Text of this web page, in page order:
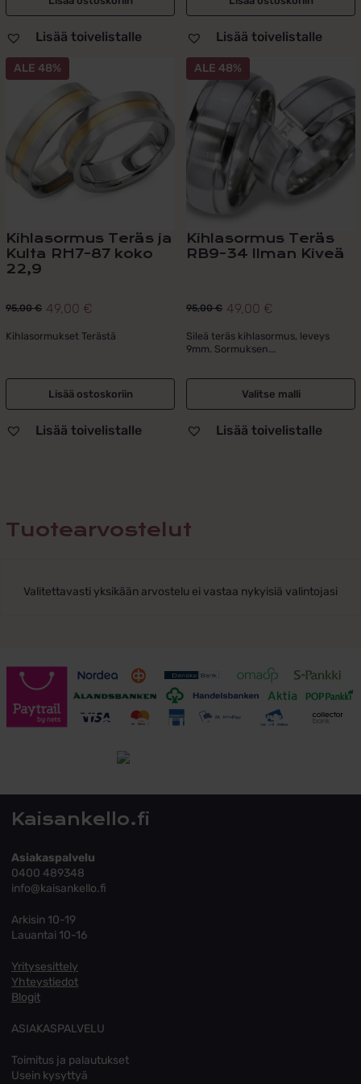
Lisää toivelistalle Lisää toivelistalle
ALE 48%
Kihlasormus Teräs ja
Kulta RH7-87 koko
22,9
95,00€
Alkuperäinen
hinta
95,00 €.
49,00 €
Nykyinen
hinta
49,00 €.
Kihlasormukset Terästä
Lisää ostoskoriin
Lisää toivelistalle
ALE 48%
Kihlasormus Teräs
RB9-34 Ilman Kiveä
95,00€
Alkuperäinen
hinta
oli:
95,00 €.
49,00 €
Nykyinen
hinta
on:
49,00 €.
Sileä teräs kihlasormus, leveys
9mm. Sormuksen...
Valitse malli
Tällä
tuotteella
useampi
muunnelma.
Voit
tehdä
valinnat
tuotteen
Lisää toivelistalle
Tuotearvostelut
Valitettavasti yksikään arvostelu ei vastaa nykyisiä valintojasi
Toimitusehdot
Kaisankello.fi
Asiakaspalvelu
0400 489348
info@kaisankello.fi
Arkisin 10-19
Lauantai 10-16
Yritysesittely
Yhteystiedot
Blogit
ASIAKASPALVELU
Toimitus ja palautukset
Usein kysyttyä